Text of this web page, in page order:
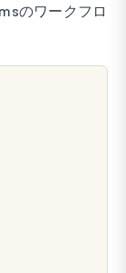
のワークフロ